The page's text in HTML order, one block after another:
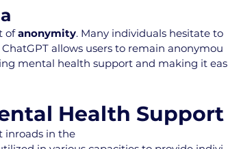
of anonymity. Many individuals hesitate to
allows users to remain anonymou
mental health support and making it eas
Health Support
inroads in the